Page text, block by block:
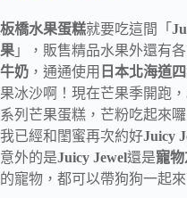
板橋水果蛋糕就要吃這間「
果 」，販售精品水果外還有
牛奶 ，通通使用 日本北海道
果冰沙啊！現在芒果季開跑，
系列芒果蛋糕，芒粉吃起來
我已經和閨蜜再次約好Juicy
意外的是Juicy Jewel還是寵
的寵物，都可以帶狗狗一起